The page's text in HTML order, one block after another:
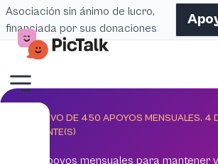
Asociación sin ánimo de lucro,
financiada por sus donaciones
OBJETIVO DE 450 APOYOS MENSUALES. 4
RESTANTE(S)
450 apoyos mensuales para mantener